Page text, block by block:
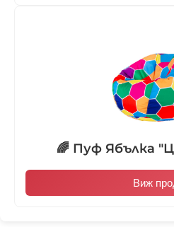
🌈 Пуф Ябълка
Виж